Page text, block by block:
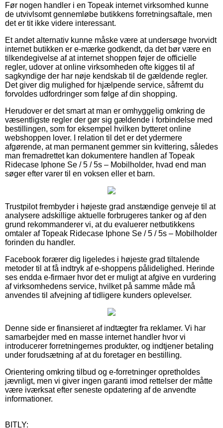
Før nogen handler i en Topeak internet virksomhed kunne
de utvivlsomt gennemløbe butikkens forretningsaftale, men
det er tit ikke videre interessant.
Et andet alternativ kunne måske være at undersøge hvorvidt
internet butikken er e-mærke godkendt, da det bør være en
tilkendegivelse af at internet shoppen føjer de officielle
regler, udover at online virksomheden ofte kigges til af
sagkyndige der har nøje kendskab til de gældende regler.
Det giver dig mulighed for hjælpende service, såfremt du
forvoldes udfordringer som følge af din shopping.
Herudover er det smart at man er omhyggelig omkring de
væsentligste regler der gør sig gældende i forbindelse med
bestillingen, som for eksempel hvilken bytteret online
webshoppen lover. I relation til det er det ydermere
afgørende, at man permanent gemmer sin kvittering, således
man fremadrettet kan dokumentere handlen af Topeak
Ridecase Iphone Se / 5 / 5s – Mobilholder, hvad end man
søger efter varer til en voksen eller et barn.
Trustpilot frembyder i højeste grad anstændige genveje til at
analysere adskillige aktuelle forbrugeres tanker og af den
grund rekommanderer vi, at du evaluerer netbutikkens
omtaler af Topeak Ridecase Iphone Se / 5 / 5s – Mobilholder
forinden du handler.
Facebook forærer dig ligeledes i højeste grad tiltalende
metoder til at få indtryk af e-shoppens pålidelighed. Herinde
ses endda e-firmaer hvor det er muligt at afgive en vurdering
af virksomhedens service, hvilket på samme måde må
anvendes til afvejning af tidligere kunders oplevelser.
Denne side er finansieret af indtægter fra reklamer. Vi har
samarbejder med en masse internet handler hvor vi
introducerer forretningernes produkter, og indtjener betaling
under forudsætning af at du foretager en bestilling.
Orientering omkring tilbud og e-forretninger opretholdes
jævnligt, men vi giver ingen garanti imod rettelser der måtte
være iværksat efter seneste opdatering af de anvendte
informationer.
BITLY: